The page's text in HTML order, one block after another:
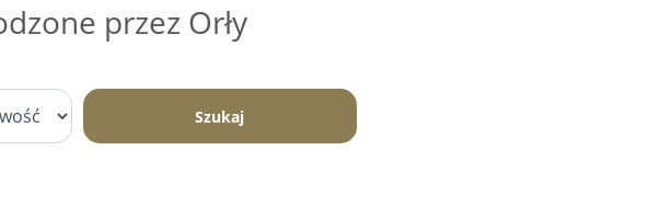
przez Orły
Szukaj